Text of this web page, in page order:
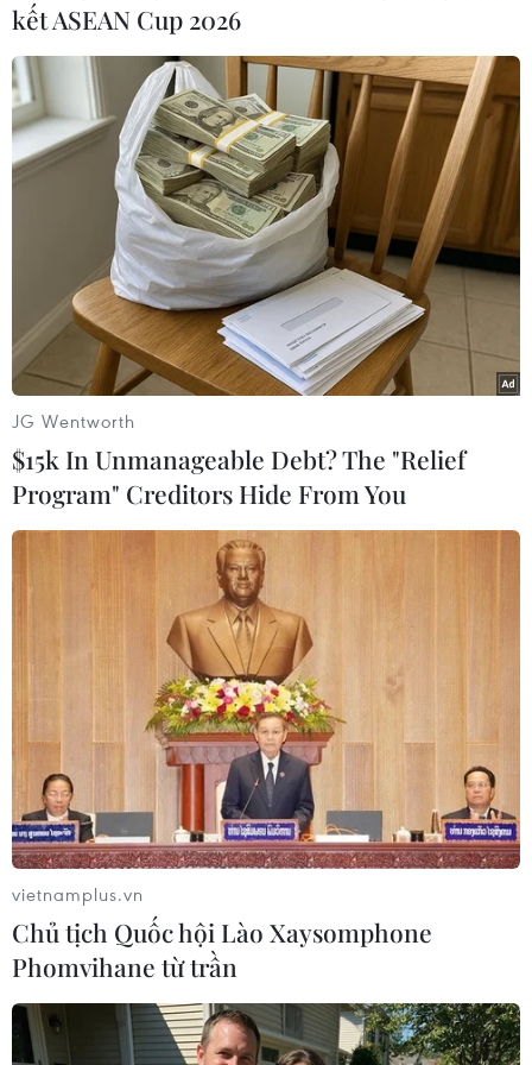
Nam Phi và Uganda dự kiến sẽ
bắt đầu sản xuất vào năm 2029
và đóng góp 9% nguồn cung
toàn cầu.
(TTXVN/Vietnam+)
#Trung Quốc
#xuất khẩu nam châm
#phụ tùng ôtô
Trung Quốc
Theo dõi VietnamPlus
TIN LIÊN QUAN
kết ASEAN Cup 2026
JG Wentworth
$15k In Unmanageable Debt? The "Relief
Program" Creditors Hide From You
vietnamplus.vn
Chủ tịch Quốc hội Lào Xaysomphone
Phomvihane từ trần